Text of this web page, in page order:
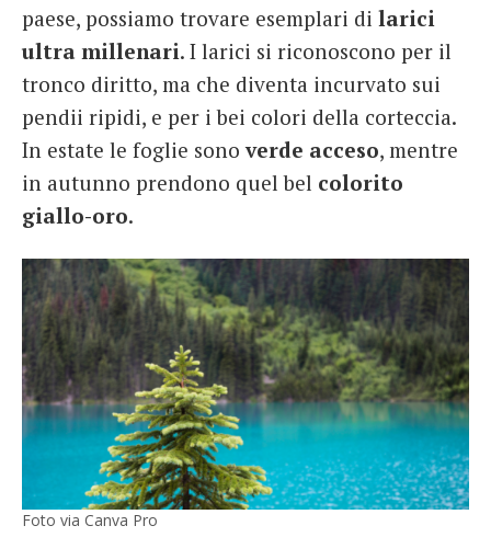
paese, possiamo trovare esemplari di larici
ultra millenari. I larici si riconoscono per il
tronco diritto, ma che diventa incurvato sui
pendii ripidi, e per i bei colori della corteccia.
In estate le foglie sonoverde acceso, mentre
in autunno prendono quel bel colorito
giallo-oro.
Foto via Canva Pro